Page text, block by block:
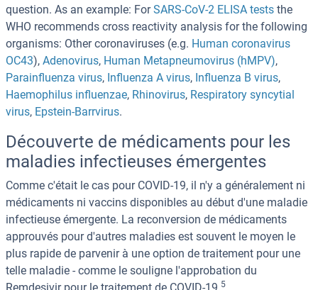
question. As an example: ForSARS-CoV-2 ELISA tests the
WHO recommends cross reactivity analysis for the following
organisms: Other coronaviruses (e.g. Human coronavirus
OC43), Adenovirus, Human Metapneumovirus (hMPV),
Parainfluenza virus, Influenza A virus, Influenza B virus,
Haemophilus influenzae, Rhinovirus, Respiratory syncytial
virus, Epstein-Barrvirus.
Découverte de médicaments pour les
maladies infectieuses émergentes
Comme c'était le cas pour COVID-19, il n'y a généralement ni
médicaments ni vaccins disponibles au début d'une maladie
infectieuse émergente. La reconversion de médicaments
approuvés pour d'autres maladies est souvent le moyen le
plus rapide de parvenir à une option de traitement pour une
telle maladie - comme le souligne l'approbation du
5